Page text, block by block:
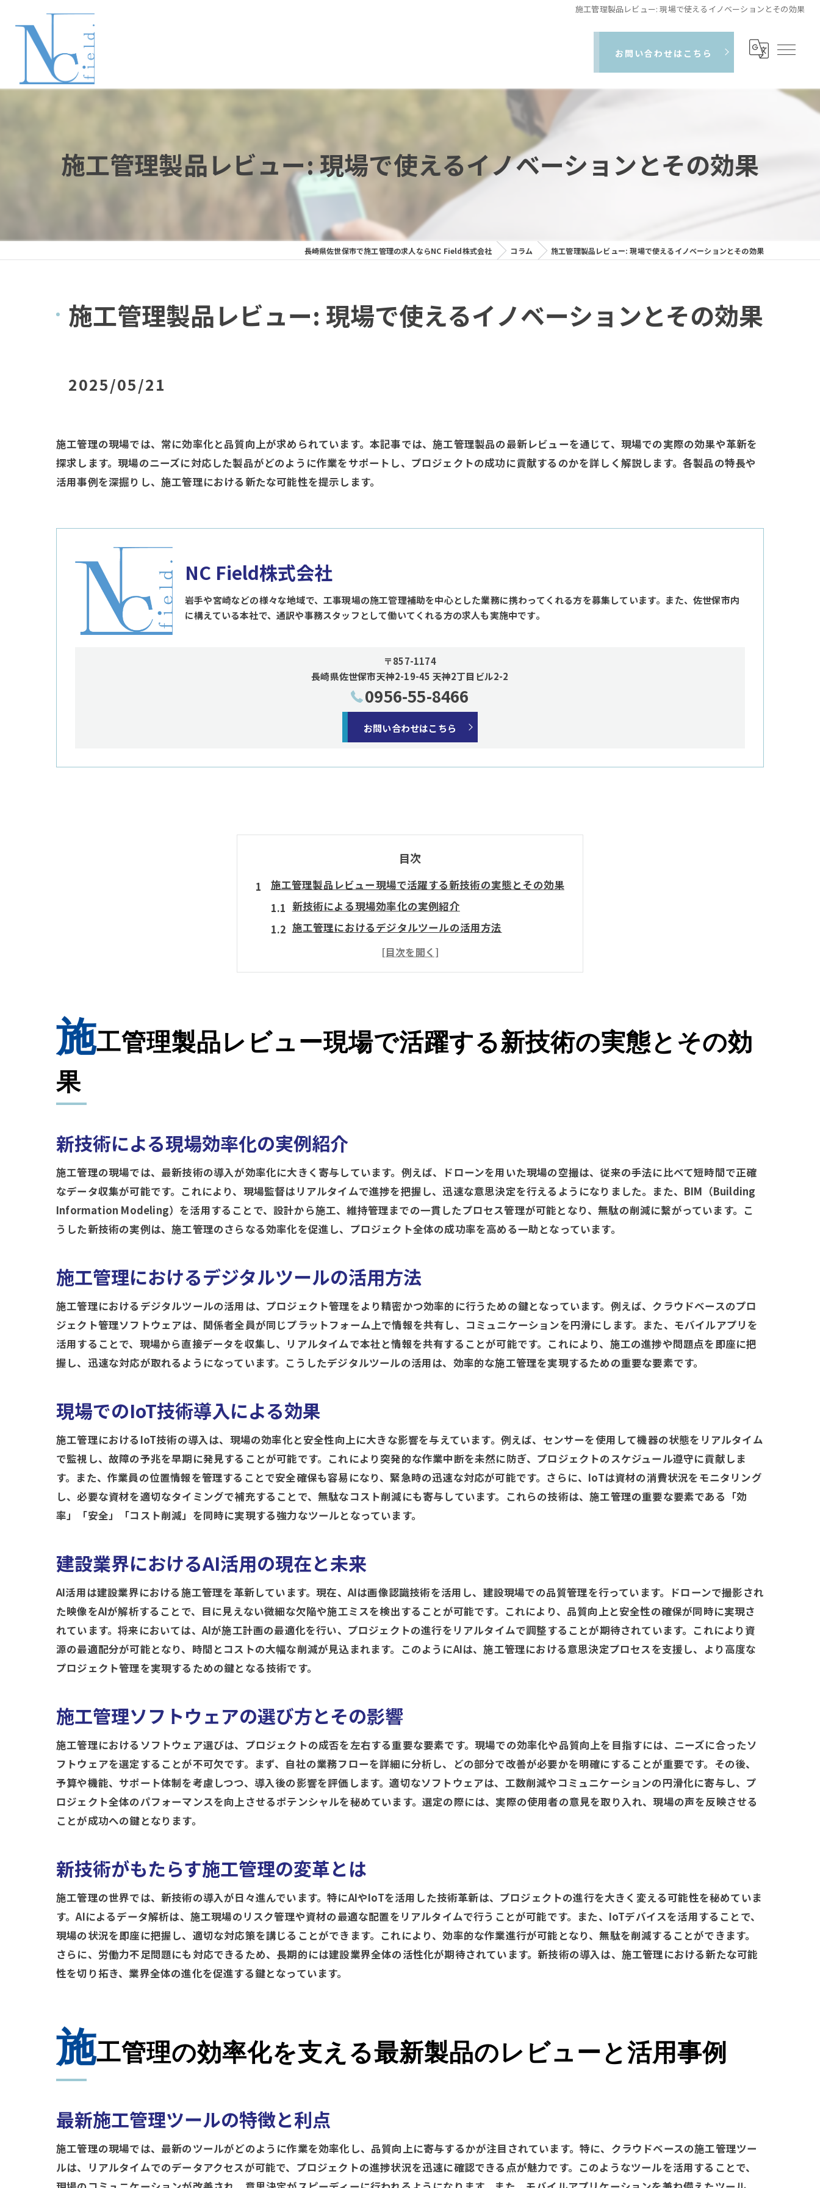
施工管理製品レビュー: 現場で使えるイノベーションとその効果
お問い合わせはこちら
施工管理製品レビュー: 現場で使えるイノベーションとその効果
長崎県佐世保市で施工管理の求人ならNC Field株式会社 コラム 施工管理製品レビュー: 現場で使えるイノベーションとその効果
施工管理製品レビュー: 現場で使えるイノベーションとその効果
2025/05/21
施工管理の現場では、常に効率化と品質向上が求められています。本記事では、施工管理製品の最新レビューを通じて、現場での実際の効果や革新を
探求します。現場のニーズに対応した製品がどのように作業をサポートし、プロジェクトの成功に貢献するのかを詳しく解説します。各製品の特長や
活用事例を深掘りし、施工管理における新たな可能性を提示します。
NC Field株式会社
岩手や宮崎などの様々な地域で、工事現場の施工管理補助を中心とした業務に携わってくれる方を募集しています。また、佐世保市内
に構えている本社で、通訳や事務スタッフとして働いてくれる方の求人も実施中です。
〒857-1174
長崎県佐世保市天神2-19-45 天神2丁目ビル2-2
0956-55-8466
お問い合わせはこちら
目次
施工管理製品レビュー現場で活躍する新技術の実態とその効果
新技術による現場効率化の実例紹介
施工管理におけるデジタルツールの活用方法
現場でのIoT技術導入による効果
建設業界におけるAI活用の現在と未来
施工管理の効率化を支える最新製品のレビューと活用事例
最新施工管理ツールの特徴と利点
リアルタイムデータがもたらす現場管理の変革
現場での施工管理に導入された革新技術の効果を徹底解説
革新技術の導入がもたらすプロジェクトの効果
モバイルデバイス活用による現場管理の向上
現場管理におけるドローンの活用法
革新技術による施工管理の効率的な進め方
成功事例から学ぶ革新技術導入のポイント
施工管理製品がもたらす現場での変革とその成功事例
成功事例に見る施工管理製品の選び方
現場体験を基にした製品レビューの重要性
製品導入による現場リスクの低減方法
施工管理の成功事例から学ぶ導入戦略
施工管理における品質向上を実現する製品の特徴とレビュー
品質向上を支える施工管理製品の選定基準
製品レビューから見る品質管理の向上策
施工管理における品質保証の強化ポイント
実績から学ぶ品質向上製品の導入効果
品質管理製品の効果的な活用事例
施工管理の現場で役立つ製品の効果とその具体的な活用法
施工管理製品がもたらす現場効率化の実例
製品利用による現場業務の最適化手法
施工管理製品の効果を最大化する活用法
現場での製品導入による具体的な改善例
施工管理製品の導入がもたらすチームの変化
最新の施工管理製品レビュー現場のニーズに応える革新
最新製品レビューから見る施工管理の革新
革新製品が現場で実現する業務改善
施工管理の最新トレンドと製品レビュー
現場からのフィードバックを基にした製品革新
施工管理の未来を切り開く製品レビューとその効果的な活用法
未来を見据えた施工管理製品の選び方
施工管理の未来を支える技術革新レビュー
施工管理の未来に向けた製品活用のポイント
革新技術が描く施工管理の未来像
施工管理製品レビュー現場で活躍する新技術の実態とその効
果
新技術による現場効率化の実例紹介
施工管理の現場では、最新技術の導入が効率化に大きく寄与しています。例えば、ドローンを用いた現場の空撮は、従来の手法に比べて短時間で正確
なデータ収集が可能です。これにより、現場監督はリアルタイムで進捗を把握し、迅速な意思決定を行えるようになりました。また、BIM（Building
Information Modeling）を活用することで、設計から施工、維持管理までの一貫したプロセス管理が可能となり、無駄の削減に繋がっています。こ
うした新技術の実例は、施工管理のさらなる効率化を促進し、プロジェクト全体の成功率を高める一助となっています。
施工管理におけるデジタルツールの活用方法
施工管理におけるデジタルツールの活用は、プロジェクト管理をより精密かつ効率的に行うための鍵となっています。例えば、クラウドベースのプロ
ジェクト管理ソフトウェアは、関係者全員が同じプラットフォーム上で情報を共有し、コミュニケーションを円滑にします。また、モバイルアプリを
活用することで、現場から直接データを収集し、リアルタイムで本社と情報を共有することが可能です。これにより、施工の進捗や問題点を即座に把
握し、迅速な対応が取れるようになっています。こうしたデジタルツールの活用は、効率的な施工管理を実現するための重要な要素です。
現場でのIoT技術導入による効果
施工管理におけるIoT技術の導入は、現場の効率化と安全性向上に大きな影響を与えています。例えば、センサーを使用して機器の状態をリアルタイム
で監視し、故障の予兆を早期に発見することが可能です。これにより突発的な作業中断を未然に防ぎ、プロジェクトのスケジュール遵守に貢献しま
す。また、作業員の位置情報を管理することで安全確保も容易になり、緊急時の迅速な対応が可能です。さらに、IoTは資材の消費状況をモニタリング
し、必要な資材を適切なタイミングで補充することで、無駄なコスト削減にも寄与しています。これらの技術は、施工管理の重要な要素である「効
率」「安全」「コスト削減」を同時に実現する強力なツールとなっています。
建設業界におけるAI活用の現在と未来
AI活用は建設業界における施工管理を革新しています。現在、AIは画像認識技術を活用し、建設現場での品質管理を行っています。ドローンで撮影され
た映像をAIが解析することで、目に見えない微細な欠陥や施工ミスを検出することが可能です。これにより、品質向上と安全性の確保が同時に実現さ
れています。将来においては、AIが施工計画の最適化を行い、プロジェクトの進行をリアルタイムで調整することが期待されています。これにより資
源の最適配分が可能となり、時間とコストの大幅な削減が見込まれます。このようにAIは、施工管理における意思決定プロセスを支援し、より高度な
プロジェクト管理を実現するための鍵となる技術です。
施工管理ソフトウェアの選び方とその影響
施工管理におけるソフトウェア選びは、プロジェクトの成否を左右する重要な要素です。現場での効率化や品質向上を目指すには、ニーズに合ったソ
フトウェアを選定することが不可欠です。まず、自社の業務フローを詳細に分析し、どの部分で改善が必要かを明確にすることが重要です。その後、
予算や機能、サポート体制を考慮しつつ、導入後の影響を評価します。適切なソフトウェアは、工数削減やコミュニケーションの円滑化に寄与し、プ
ロジェクト全体のパフォーマンスを向上させるポテンシャルを秘めています。選定の際には、実際の使用者の意見を取り入れ、現場の声を反映させる
ことが成功への鍵となります。
新技術がもたらす施工管理の変革とは
施工管理の世界では、新技術の導入が日々進んでいます。特にAIやIoTを活用した技術革新は、プロジェクトの進行を大きく変える可能性を秘めていま
す。AIによるデータ解析は、施工現場のリスク管理や資材の最適な配置をリアルタイムで行うことが可能です。また、IoTデバイスを活用することで、
現場の状況を即座に把握し、適切な対応策を講じることができます。これにより、効率的な作業進行が可能となり、無駄を削減することができます。
さらに、労働力不足問題にも対応できるため、長期的には建設業界全体の活性化が期待されています。新技術の導入は、施工管理における新たな可能
性を切り拓き、業界全体の進化を促進する鍵となっています。
施工管理の効率化を支える最新製品のレビューと活用事例
最新施工管理ツールの特徴と利点
施工管理の現場では、最新のツールがどのように作業を効率化し、品質向上に寄与するかが注目されています。特に、クラウドベースの施工管理ツー
ルは、リアルタイムでのデータアクセスが可能で、プロジェクトの進捗状況を迅速に確認できる点が魅力です。このようなツールを活用することで、